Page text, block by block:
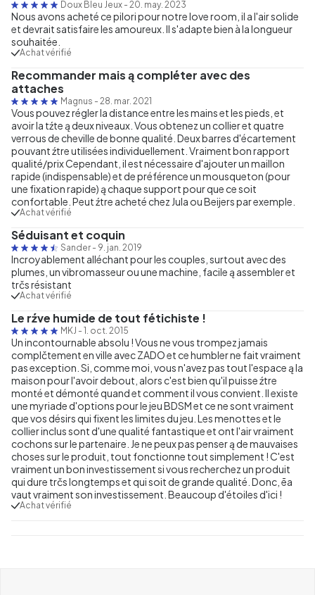
Doux Bleu Jeux - 20. may. 2023
Nous avons acheté ce pilori pour notre love room, il a l'air solide
et devrait satisfaire les amoureux. Il s'adapte bien à la longueur
souhaitée.
Achat vérifié
Recommander mais ą compléter avec des
attaches
Magnus - 28. mar. 2021
Vous pouvez régler la distance entre les mains et les pieds, et
avoir la tźte ą deux niveaux. Vous obtenez un collier et quatre
verrous de cheville de bonne qualité. Deux barres d'écartement
pouvant źtre utilisées individuellement. Vraiment bon rapport
qualité/prix Cependant, il est nécessaire d'ajouter un maillon
rapide (indispensable) et de préférence un mousqueton (pour
une fixation rapide) ą chaque support pour que ce soit
confortable. Peut źtre acheté chez Jula ou Beijers par exemple.
Achat vérifié
Séduisant et coquin
Sander - 9. jan. 2019
Incroyablement alléchant pour les couples, surtout avec des
plumes, un vibromasseur ou une machine, facile ą assembler et
trčs résistant
Achat vérifié
Le rźve humide de tout fétichiste !
MKJ - 1. oct. 2015
Un incontournable absolu ! Vous ne vous trompez jamais
complčtement en ville avec ZADO et ce humbler ne fait vraiment
pas exception. Si, comme moi, vous n'avez pas tout l'espace ą la
maison pour l'avoir debout, alors c'est bien qu'il puisse źtre
monté et démonté quand et comment il vous convient. Il existe
une myriade d'options pour le jeu BDSM et ce ne sont vraiment
que vos désirs qui fixent les limites du jeu. Les menottes et le
collier inclus sont d'une qualité fantastique et ont l'air vraiment
cochons sur le partenaire. Je ne peux pas penser ą de mauvaises
choses sur le produit, tout fonctionne tout simplement ! C'est
vraiment un bon investissement si vous recherchez un produit
qui dure trčs longtemps et qui soit de grande qualité. Donc, ēa
vaut vraiment son investissement. Beaucoup d'étoiles d'ici !
Achat vérifié